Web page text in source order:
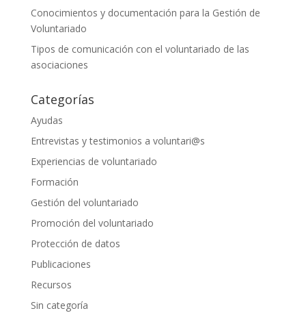
Conocimientos y documentación para la Gestión de
Voluntariado
Tipos de comunicación con el voluntariado de las
asociaciones
Categorías
Ayudas
Entrevistas y testimonios a voluntari@s
Experiencias de voluntariado
Formación
Gestión del voluntariado
Promoción del voluntariado
Protección de datos
Publicaciones
Recursos
Sin categoría